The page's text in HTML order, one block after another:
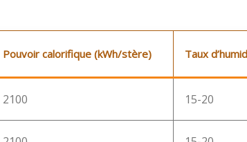
Pouvoir calorifique (kWh/stère) Taux
2100 15-20